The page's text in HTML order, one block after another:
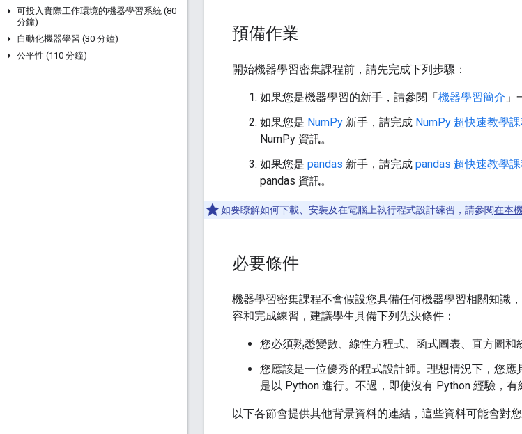
可投入實際工作環境的機器學習系統 (80
分鐘)
自動化機器學習 (30 分鐘)
公平性 (110 分鐘)
預備作業
開始機器學習密集課程前，請先完成下列步驟：
如果您是機器學習的新手，請參閱「機器學習簡介 」
如果您是 NumPy 新手，請完成 NumPy 超快速教學
NumPy 資訊。
如果您是 pandas 新手，請完成 pandas 超快速教學
pandas 資訊。
如要瞭解如何下載、安裝及在電腦上執行程式設計練習，請參閱在本
必要條件
機器學習密集課程不會假設您具備任何機器學習相關知識
容和完成練習，建議學生具備下列先決條件：
您必須熟悉變數、線性方程式、函式圖表、直方圖和
您應該是一位優秀的程式設計師。理想情況下，您應
是以 Python 進行。不過，即使沒有 Python 經驗，
以下各節會提供其他背景資料的連結，這些資料可能會對您